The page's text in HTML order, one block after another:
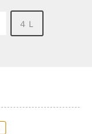
４Ｌ